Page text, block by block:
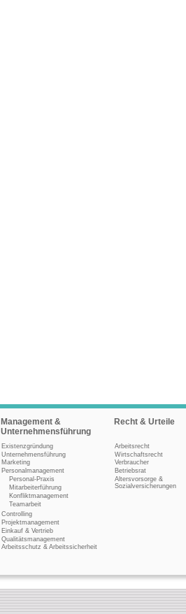
Management &
Unternehmensführung
Existenzgründung
Unternehmensführung
Marketing
Personalmanagement
Personal-Praxis
Mitarbeiterführung
Konfliktmanagement
Teamarbeit
Controlling
Projektmanagement
Einkauf & Vertrieb
Qualitätsmanagement
Arbeitsschutz & Arbeitssicherheit
Recht & Urteile
Arbeitsrecht
Wirtschaftsrecht
Verbraucher
Betriebsrat
Altersvorsorge &
Sozialversicherungen